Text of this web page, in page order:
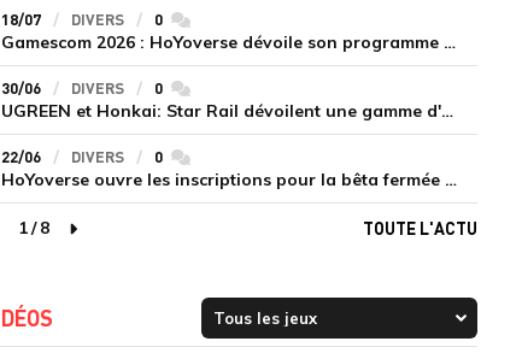
18/07 DIVERS 0commentaires
Gamescom 2026 : HoYoverse dévoile son programme et présente deux nouveaux jeux inédits
30/06 DIVERS 0commentaires
UGREEN et Honkai: Star Rail dévoilent une gamme d'accessoires de recharge en édition limitée
22/06 DIVERS 0commentaires
HoYoverse ouvre les inscriptions pour la bêta fermée de Honkai : Nexus Anima
précédente
1/8
page suivante
TOUTE L'ACTU